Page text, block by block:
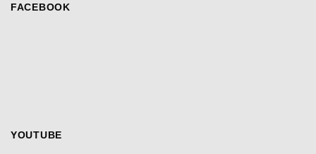
FACEBOOK
YOUTUBE